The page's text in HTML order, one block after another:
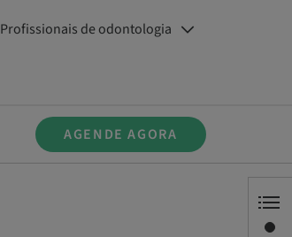
Profissionais de odontologia
AGENDE AGORA